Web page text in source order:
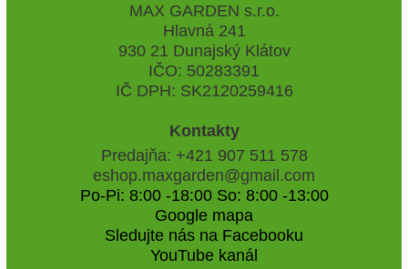
MAX GARDEN s.r.o.
Hlavná 241
930 21 Dunajský Klátov
IČO: 50283391
IČ DPH: SK2120259416
Kontakty
Predajňa: +421 907 511 578
eshop.maxgarden@gmail.com
Po-Pi: 8:00 -18:00 So: 8:00 -13:00
Google mapa
Sledujte nás na Facebooku
YouTube kanál